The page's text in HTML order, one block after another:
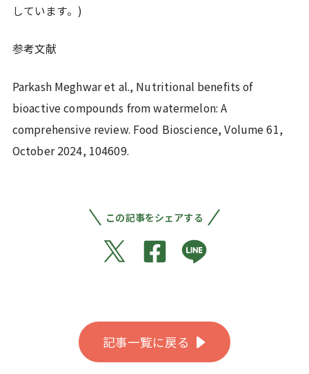
しています。)
参考文献
Parkash Meghwar et al., Nutritional benefits of
bioactive compounds from watermelon: A
comprehensive review. Food Bioscience, Volume 61,
October 2024, 104609.
この記事をシェアする
記事一覧に戻る